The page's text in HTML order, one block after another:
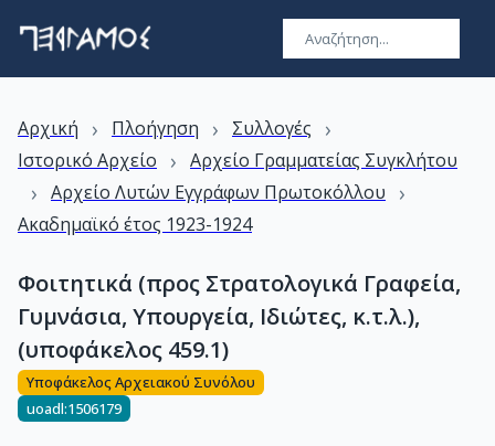
Αρχική › Πλοήγηση › Συλλογές ›
Ιστορικό Αρχείο › Αρχείο Γραμματείας Συγκλήτου
› Αρχείο Λυτών Εγγράφων Πρωτοκόλλου ›
Ακαδημαϊκό έτος 1923-1924
Φοιτητικά (προς Στρατολογικά Γραφεία,
Γυμνάσια, Υπουργεία, Ιδιώτες, κ.τ.λ.),
(υποφάκελος 459.1)
Υποφάκελος Αρχειακού Συνόλου
uoadl:1506179